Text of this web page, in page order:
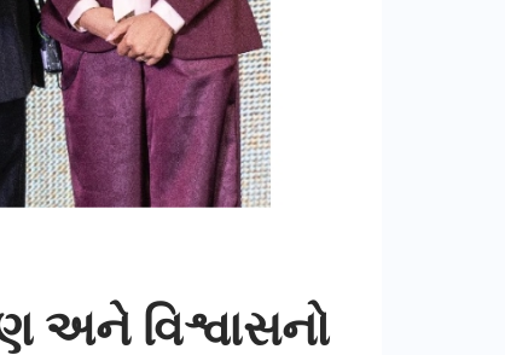
અને વિશ્વાસનો